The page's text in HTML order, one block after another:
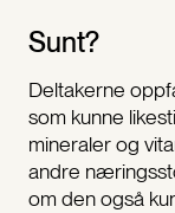
Sunt?
Deltakerne
som kunne
mineraler og
andre
om den også